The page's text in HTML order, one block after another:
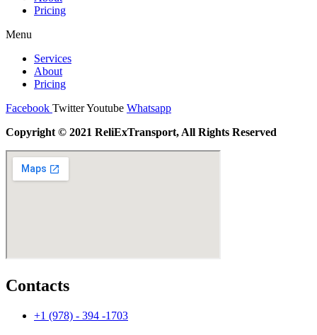
Pricing
Menu
Services
About
Pricing
Facebook TwitterYoutube Whatsapp
Copyright © 2021 ReliExTransport, All Rights Reserved
Contacts
+1 (978) - 394 -1703